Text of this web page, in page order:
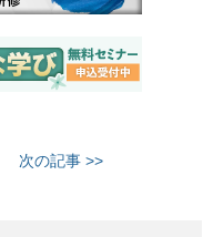
次の記事 >>